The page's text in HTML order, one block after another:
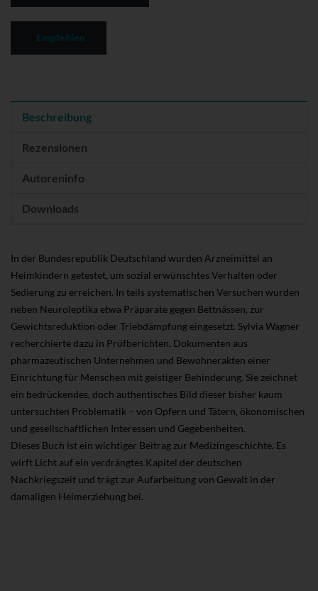
Beschreibung
Rezensionen
Autoreninfo
Downloads
In der Bundesrepublik Deutschland wurden Arzneimittel an
Heimkindern getestet, um sozial erwünschtes Verhalten oder
Sedierung zu erreichen. In teils systematischen Versuchen wurden
neben Neuroleptika etwa Präparate gegen Bettnässen, zur
Gewichtsreduktion oder Triebdämpfung eingesetzt. Sylvia Wagner
recherchierte dazu in Prüfberichten, Dokumenten aus
pharmazeutischen Unternehmen und Bewohnerakten einer
Einrichtung für Menschen mit geistiger Behinderung. Sie zeichnet
ein bedrückendes, doch authentisches Bild dieser bisher kaum
untersuchten Problematik – von Opfern und Tätern, ökonomischen
und gesellschaftlichen Interessen und Gegebenheiten.
Dieses Buch ist ein wichtiger Beitrag zur Medizingeschichte. Es
wirft Licht auf ein verdrängtes Kapitel der deutschen
Nachkriegszeit und trägt zur Aufarbeitung von Gewalt in der
damaligen Heimerziehung bei.